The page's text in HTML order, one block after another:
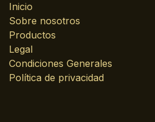
Inicio
Sobre nosotros
Productos
Legal
Condiciones Generales
Política de privacidad